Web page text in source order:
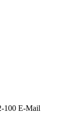
100 E-Mail